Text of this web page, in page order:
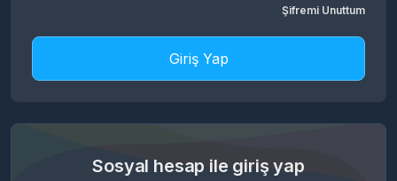
Şifremi Unuttum
Giriş Yap
Sosyal hesap ile giriş yap